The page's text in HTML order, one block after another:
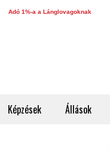
Adó 1%-a a Lánglovagoknak
Képzések Állások